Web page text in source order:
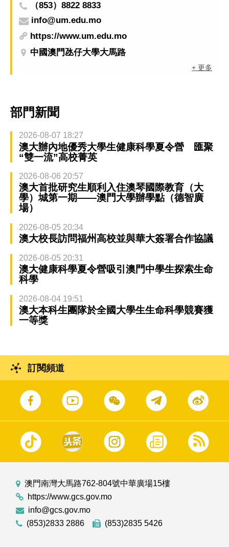
（853）8822 8833
info@um.edu.mo
https://www.um.edu.mo
中國澳門氹仔大學大馬路
+ 更多
部門新聞
2026-08-07 18:27
澳大辦內地優秀大學生健康科學夏令營 匯聚
“雙一流”高校菁英
2026-08-06 20:57
澳大首批研究生順利入住澳琴國際教育（大
學）城第一期——澳門大學辦學點（德智廣
場）
2026-08-05 20:34
澳大校長訪問福州高校並與華大簽署合作協議
2026-08-05 20:31
澳大健康科學夏令營吸引澳門中學生探索生命
科學
2026-08-04 19:51
澳大本科生團隊於全國大學生生命科學競賽獲
一等獎
訂閱頻道
澳門南灣大馬路762-804號中華廣場15樓
https://www.gcs.gov.mo
info@gcs.gov.mo
(853)2833 2886
(853)2835 5426